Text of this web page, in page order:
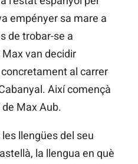
empényer sa mare a
de trobar-se a
van decidir
concretament al carrer
Així començà
Max Aub.
llengües del seu
la llengua en què